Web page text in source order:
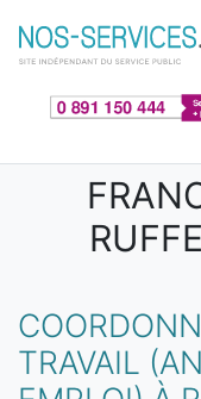
Aller au contenu
TRAVAIL